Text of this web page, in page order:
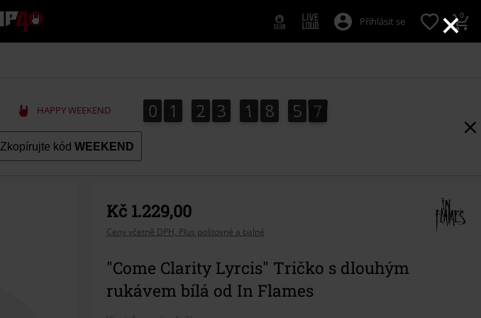
×
EMP
-
Hudba,
Merch
hráče,
Alternativní
Přihlásit se 0
HAPPY WEEKEND 0
0 1
1 2
2 3
3 1
1 8
9
8 5
0
5 5
6
5
Zkopírujte kód WEEKEND
Kč 1.229,00
Ceny včetně DPH, Plus poštovné a balné
"Come Clarity Lyrcis" Tričko s dlouhým
rukávem bílá od In Flames